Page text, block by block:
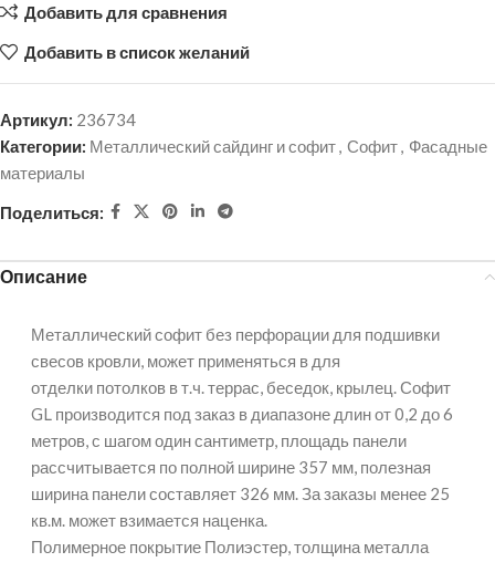
Добавить для сравнения
Добавить в список желаний
Артикул: 236734
Категории: Металлический сайдинг и софит, Софит, Фасадные
материалы
Поделиться:
Описание
Металлический софит без перфорации для подшивки
свесов кровли, может применяться в для
отделки потолков в т.ч. террас, беседок, крылец. Софит
GL производится под заказ в диапазоне длин от 0,2 до 6
метров, с шагом один сантиметр, площадь панели
рассчитывается по полной ширине 357 мм, полезная
ширина панели составляет 326 мм. За заказы менее 25
кв.м. может взимается наценка.
Полимерное покрытие Полиэстер, толщина металла